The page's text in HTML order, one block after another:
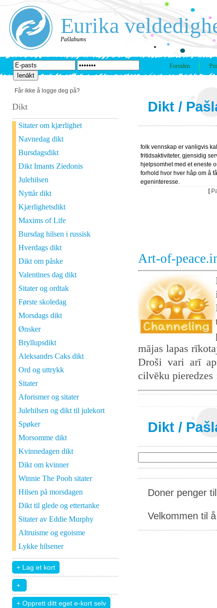
Eurika
Pašlabums
Forsiden
Får ikke å logge deg på?
Dikt
Sitater om kjærlighet
Navnedag dikt
Bursdagsdikt
Dikt Imants Ziedonis
Julehilsen
Nyttår dikt
Kjærlighetsdikt
Maxims of Life
Bursdag hilsen i russisk
Hverdags dikt
Dikt om påske
Valentines dag dikt
Sitater og ordtak
Første skoledag
Morsdags dikt
Ønsker
Bryllupsdikt
Aleksandrs Caks dikt
Ord og uttrykk
Sitater
Aforismer og sitater
Julehilsen og dikt til julekort
Spøker
Morsomme dikt
Kvinnedagen dikt
Dikt om kvinner
Winnie The Pooh sitater
Hilsen på morsdagen
Dikt til glede og ettertanke
Sitater av Eddie Murphy
Altruisme og egoisme
Lykke hilsener
Dikt /
folk vennskap er vanligvis
fritidsaktiviteter, gjensidig
hjelpsomhet med et eneste
forhold hvor hver håp om å
egeninteresse.
[
Art-of-
mājas lapas
Droši vari arī
cilvēku
Dikt /
Doner penger
Velkommen til